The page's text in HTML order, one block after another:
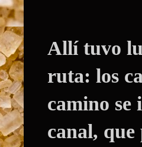
Allí tuvo
ruta: los
camino se
canal, que